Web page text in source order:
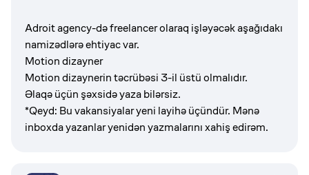
Adroit agency-də freelancer olaraq işləyəcək aşağıdakı
namizədlərə ehtiyac var.
Motion dizayner
Motion dizaynerin təcrübəsi 3-il üstü olmalıdır.
Əlaqə üçün şəxsidə yaza bilərsiz.
*Qeyd: Bu vakansiyalar yeni layihə üçündür. Mənə
inboxda yazanlar yenidən yazmalarını xahiş edirəm.